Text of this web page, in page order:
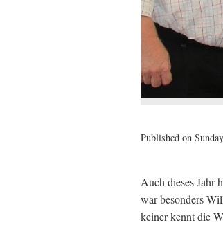
Published on
Auch dieses Jahr
war besonders
keiner kennt die